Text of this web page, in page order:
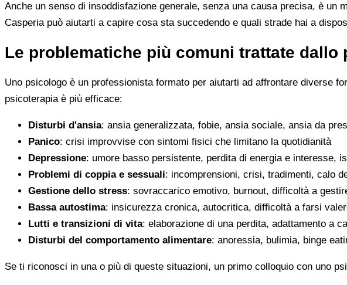
Anche un senso di insoddisfazione generale, senza una causa precisa, è
Casperia può aiutarti a capire cosa sta succedendo e quali strade hai a
Le problematiche più comuni trattate dallo
Uno psicologo è un professionista formato per aiutarti ad affrontare diverse
psicoterapia è più efficace:
Disturbi d'ansia: ansia generalizzata, fobie, ansia sociale, ansia da
Panico: crisi improvvise con sintomi fisici che limitano la quotidianità
Depressione: umore basso persistente, perdita di energia e interesse,
Problemi di coppia e sessuali: incomprensioni, crisi, tradimenti, calo
Gestione dello stress: sovraccarico emotivo, burnout, difficoltà a
Bassa autostima: insicurezza cronica, autocritica, difficoltà a farsi
Lutti e transizioni di vita: elaborazione di una perdita, adattamento a
Disturbi del comportamento alimentare: anoressia, bulimia, binge
Se ti riconosci in una o più di queste situazioni, un primo colloquio con uno